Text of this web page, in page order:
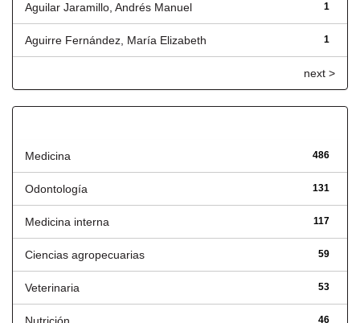
1
Aguilar Jaramillo, Andrés Manuel
1
Aguirre Fernández, María Elizabeth
next >
486
Medicina
131
Odontología
117
Medicina interna
59
Ciencias agropecuarias
53
Veterinaria
46